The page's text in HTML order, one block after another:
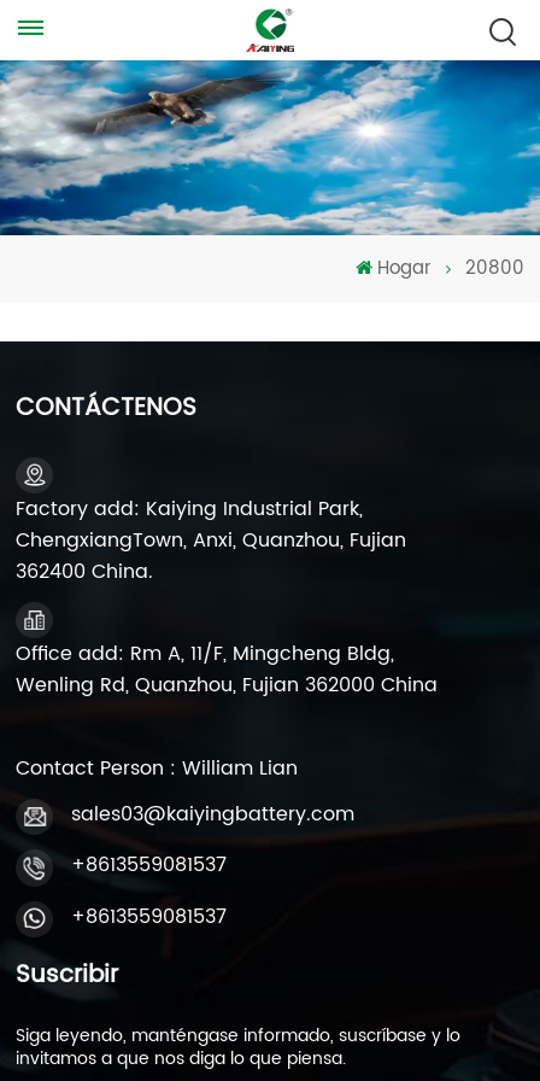
Hogar 20800
CONTÁCTENOS
Factory add: Kaiying Industrial Park,
ChengxiangTown, Anxi, Quanzhou, Fujian
362400 China.
Office add: Rm A, 11/F, Mingcheng Bldg,
Wenling Rd, Quanzhou, Fujian 362000 China
Contact Person : William Lian
sales03@kaiyingbattery.com
+8613559081537
+8613559081537
Suscribir
Siga leyendo, manténgase informado, suscríbase y lo
invitamos a que nos diga lo que piensa.